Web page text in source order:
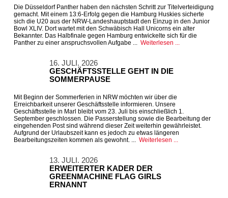
Die Düsseldorf Panther haben den nächsten Schritt zur Titelverteidigung
gemacht. Mit einem 13:6-Erfolg gegen die Hamburg Huskies sicherte
sich die U20 aus der NRW-Landeshauptstadt den Einzug in den Junior
Bowl XLIV. Dort wartet mit den Schwäbisch Hall Unicorns ein alter
Bekannter. Das Halbfinale gegen Hamburg entwickelte sich für die
Panther zu einer anspruchsvollen Aufgabe ... Weiterlesen ...
16. JULI. 2026
GESCHÄFTSSTELLE GEHT IN DIE
SOMMERPAUSE
Mit Beginn der Sommerferien in NRW möchten wir über die
Erreichbarkeit unserer Geschäftsstelle informieren. Unsere
Geschäftsstelle in Marl bleibt vom 23. Juli bis einschließlich 1.
September geschlossen. Die Passerstellung sowie die Bearbeitung der
eingehenden Post sind während dieser Zeit weiterhin gewährleistet.
Aufgrund der Urlaubszeit kann es jedoch zu etwas längeren
Bearbeitungszeiten kommen als gewohnt. ... Weiterlesen ...
13. JULI. 2026
ERWEITERTER KADER DER
GREENMACHINE FLAG GIRLS
ERNANNT